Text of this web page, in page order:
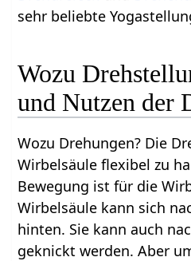
sehr beliebte
Wozu
und Nutzen der
Wozu Drehungen? Die
Wirbelsäule flexibel zu
Bewegung ist für die
Wirbelsäule kann sich
hinten. Sie kann auch
geknickt werden. Aber